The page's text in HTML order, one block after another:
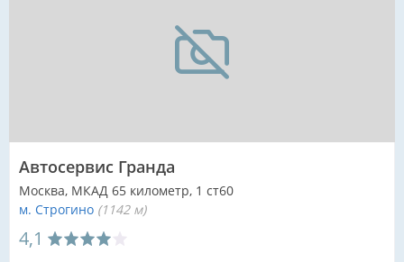
Автосервис Гранда
Москва, МКАД 65 километр, 1 ст60
м. Строгино (1142 м)
4,1